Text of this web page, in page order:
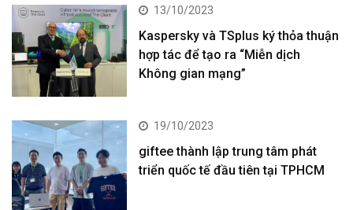
13/10/2023
Kaspersky và TSplus ký thỏa thuận
hợp tác để tạo ra “Miễn dịch
Không gian mạng”
19/10/2023
giftee thành lập trung tâm phát
triển quốc tế đầu tiên tại TPHCM